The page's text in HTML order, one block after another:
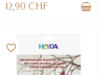
12,90 CHF
favorite_border